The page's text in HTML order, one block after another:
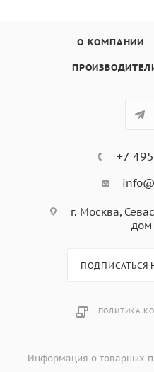
Левая – 2,3 + 2,3 кВт
5 независимых таймера
Автоматическое
Индикация остаточного
Функция ECO-Heat
Автоматическая
Автоматическое
Защита при проливании
Номинальная мощность:
О КОМПАНИИ
+7
г. Москва,
дом
ПОДПИСАТЬСЯ
ПОЛИТИКА
Информация о товарных